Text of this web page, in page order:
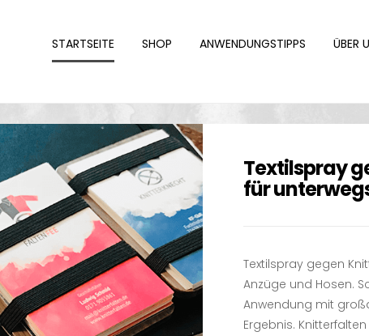
STARTSEITE SHOP ANWENDUNGSTIPPS ÜBER
Textilspray
für
Textilspray gegen
Anzüge und Hosen.
Anwendung mit
Ergebnis.